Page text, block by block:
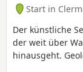
Start in
Der künstliche
der weit über
hinausgeht.